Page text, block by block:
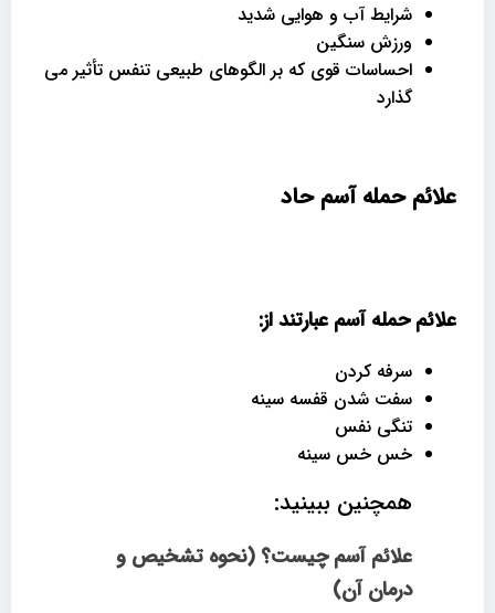
شرایط آب و هوایی شدید
ورزش سنگین
احساسات قوی که بر الگوهای طبیعی تنفس تأثیر می
گذارد
علائم حمله آسم حاد
علائم حمله آسم عبارتند از:
سرفه کردن
سفت شدن قفسه سینه
تنگی نفس
خس خس سینه
همچنین ببینید:
علائم آسم چیست؟ (نحوه تشخیص و
درمان آن)